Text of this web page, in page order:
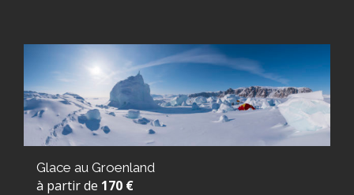
Glace au Groenland
à partir de 170 €